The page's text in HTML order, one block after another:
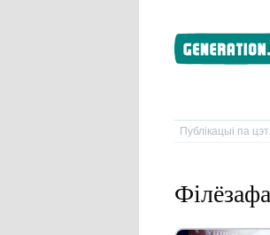
Публікацыі па